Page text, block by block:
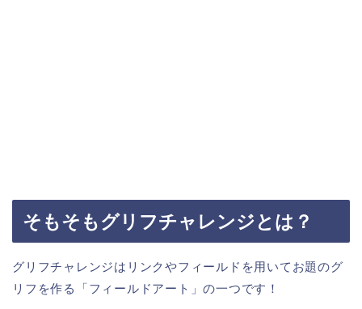
そもそもグリフチャレンジとは？
グリフチャレンジはリンクやフィールドを用いてお題のグ
リフを作る「フィールドアート」の一つです！